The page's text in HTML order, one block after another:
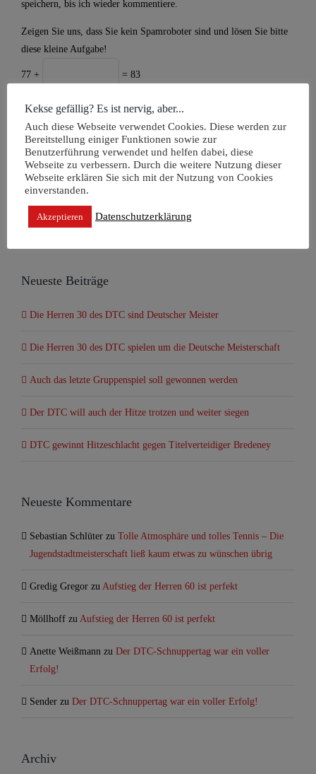
speichern, bis ich wieder kommentiere.
Zeigen Sie uns, dass Sie kein Spamroboter sind und lösen Sie bitte
diese kleine Aufgabe!
77 + = 83
Suche
nach:
Neueste Beiträge
Die Herren 30 des DTC sind Deutscher Meister
Die Herren 30 des DTC spielen um die Deutsche Meisterschaft
Auch das letzte Gruppenspiel soll gewonnen werden
Der DTC will auch der Hitze trotzen und weiter siegen
DTC gewinnt Hitzeschlacht gegen Titelverteidiger Bredeney
Neueste Kommentare
Sebastian Schlüter zu Tolle Atmosphäre und tolles Tennis – Die
Jugendstadtmeisterschaft ließ kaum etwas zu wünschen übrig
Gredig Gregor zu Aufstieg der Herren 60 ist perfekt
Möllhoff zu Aufstieg der Herren 60 ist perfekt
Anette Weißmann zu Der DTC-Schnuppertag war ein voller
Erfolg!
Sender zu Der DTC-Schnuppertag war ein voller Erfolg!
Archiv
Kekse gefällig? Es ist nervig, aber...
Auch diese Webseite verwendet Cookies. Diese werden zur
Bereitstellung einiger Funktionen sowie zur
Benutzerführung verwendet und helfen dabei, diese
Webseite zu verbessern. Durch die weitere Nutzung dieser
Webseite erklären Sie sich mit der Nutzung von Cookies
einverstanden.
Akzeptieren Datenschutzerklärung